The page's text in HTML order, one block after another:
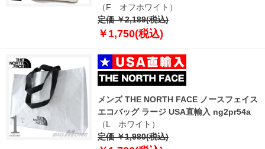
（F オフホワイト）
定価 ￥2,189(税込)
￥1,750(税込)
メンズ THE NORTH FACE ノースフェイス
エコバッグ ラージ USA直輸入 ng2pr54a
（L ホワイト）
定価 ￥1,980(税込)